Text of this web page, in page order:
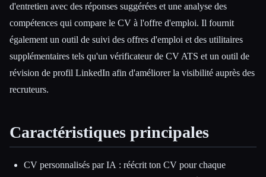
d'entretien avec des réponses suggérées et une analyse des
compétences qui compare le CV à l'offre d'emploi. Il fournit
également un outil de suivi des offres d'emploi et des utilitaires
supplémentaires tels qu'un vérificateur de CV ATS et un outil de
révision de profil LinkedIn afin d'améliorer la visibilité auprès des
recruteurs.
Caractéristiques principales
CV personnalisés par IA : réécrit ton CV pour chaque